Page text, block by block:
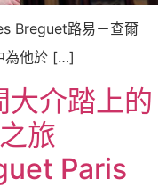
Breguet路易－查爾
為他於 […]
介踏上的
旅
Paris